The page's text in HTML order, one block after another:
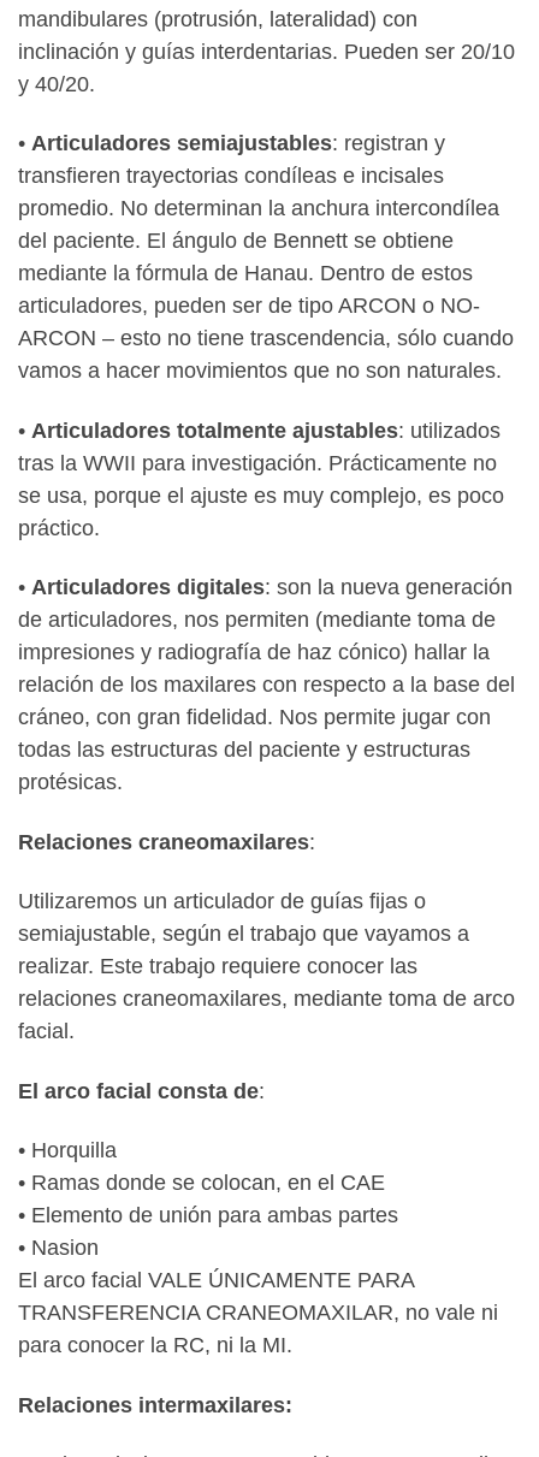
mandibulares (protrusión, lateralidad) con
inclinación y guías interdentarias. Pueden ser 20/10
y 40/20.
• Articuladores semiajustables: registran y
transfieren trayectorias condíleas e incisales
promedio. No determinan la anchura intercondílea
del paciente. El ángulo de Bennett se obtiene
mediante la fórmula de Hanau. Dentro de estos
articuladores, pueden ser de tipo ARCON o NO-
ARCON – esto no tiene trascendencia, sólo cuando
vamos a hacer movimientos que no son naturales.
• Articuladores totalmente ajustables: utilizados
tras la WWII para investigación. Prácticamente no
se usa, porque el ajuste es muy complejo, es poco
práctico.
• Articuladores digitales: son la nueva generación
de articuladores, nos permiten (mediante toma de
impresiones y radiografía de haz cónico) hallar la
relación de los maxilares con respecto a la base del
cráneo, con gran fidelidad. Nos permite jugar con
todas las estructuras del paciente y estructuras
protésicas.
Relaciones craneomaxilares:
Utilizaremos un articulador de guías fijas o
semiajustable, según el trabajo que vayamos a
realizar. Este trabajo requiere conocer las
relaciones craneomaxilares, mediante toma de arco
facial.
El arco facial consta de:
• Horquilla
• Ramas donde se colocan, en el CAE
• Elemento de unión para ambas partes
• Nasion
El arco facial VALE ÚNICAMENTE PARA
TRANSFERENCIA CRANEOMAXILAR, no vale ni
para conocer la RC, ni la MI.
Relaciones intermaxilares: